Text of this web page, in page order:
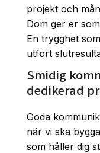
projekt och
Dom ger er
En trygghet
utfört
Smidig
dedikerad
Goda
när vi ska
som håller dig